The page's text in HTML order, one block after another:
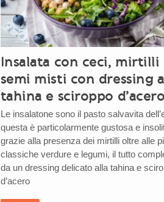
Insalata con ceci, mirtilli
semi misti con dressing
tahina e sciroppo
Le insalatone sono il pasto salvavita
questa è particolarmente gustosa e
grazie alla presenza dei mirtilli oltre alle
classiche verdure e legumi, il tutto
da un dressing delicato alla tahina e
d’acero